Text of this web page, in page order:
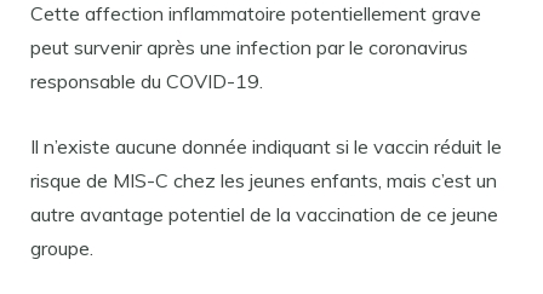
Cette affection inflammatoire potentiellement grave
peut survenir après une infection par le coronavirus
responsable du COVID-19.
Il n’existe aucune donnée indiquant si le vaccin réduit le
risque de MIS-C chez les jeunes enfants, mais c’est un
autre avantage potentiel de la vaccination de ce jeune
groupe.